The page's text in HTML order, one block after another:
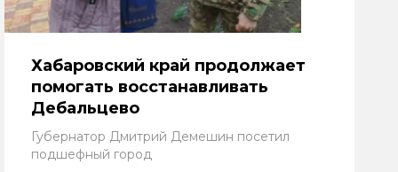
Хабаровский край продолжает
помогать восстанавливать
Дебальцево
Губернатор Дмитрий Демешин посетил
подшефный город